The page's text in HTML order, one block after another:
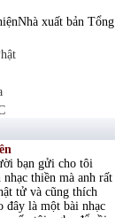
xuất bản Tổng
bạn gửi cho tôi
thiền mà anh rất
tử và cũng thích
đây là một bài nhạc